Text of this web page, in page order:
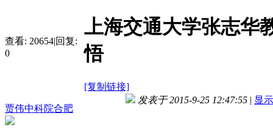
查看: 20654|回复:
0
上海交通大学张志华
悟
[复制链接]
贾伟中科院合肥
发表于 2015-9-25 12:47:55 | 显